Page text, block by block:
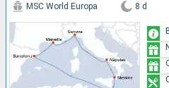
MSC World Europa 8 d